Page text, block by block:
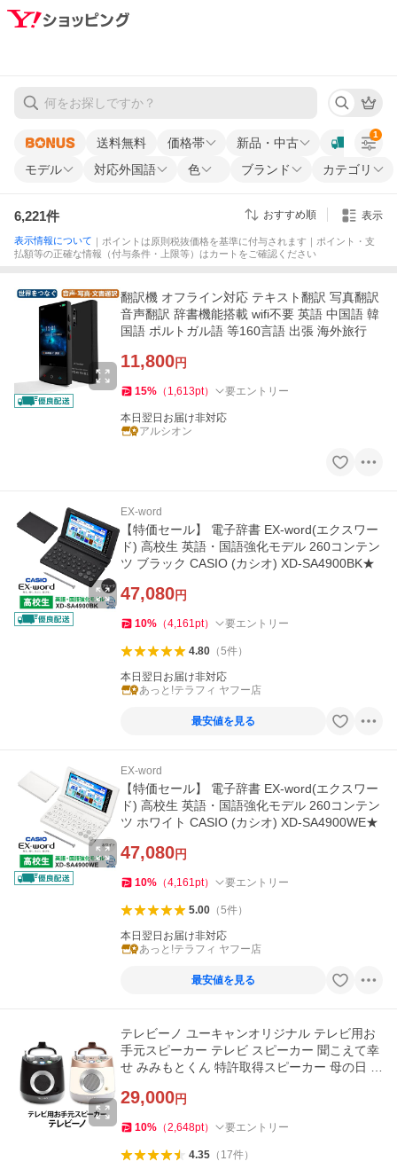
送料無料 価格帯
新品・中古
モデル
対応外国語 色 ブランド カテゴリ
1
6,221件 おすすめ順 表示
表示情報について ｜ポイントは原則税抜価格を基準に付与されます｜ポイント・支
払額等の正確な情報（付与条件・上限等）はカートをご確認ください
翻訳機 オフライン対応 テキスト翻訳 写真翻訳
音声翻訳 辞書機能搭載 wifi不要 英語 中国語 韓
国語 ポルトガル語 等160言語 出張 海外旅行
11,800円
15% （ 1,613pt） 要エントリー
本日翌日お届け非対応
アルシオン
EX-word
【特価セール】 電子辞書 EX-word(エクスワー
ド) 高校生 英語・国語強化モデル 260コンテン
ツ ブラック CASIO (カシオ) XD-SA4900BK★
47,080円
10% （4,161pt） 要エントリー
4.80（5件）
本日翌日お届け非対応
あっと!テラフィ ヤフー店
最安値を見る
EX-word
【特価セール】 電子辞書 EX-word(エクスワー
ド) 高校生 英語・国語強化モデル 260コンテン
ツ ホワイト CASIO (カシオ) XD-SA4900WE★
47,080円
10% （4,161pt） 要エントリー
5.00（5件）
本日翌日お届け非対応
あっと!テラフィ ヤフー店
最安値を見る
テレビーノ ユーキャンオリジナル テレビ用お
手元スピーカー テレビ スピーカー 聞こえて幸
せ みみもとくん 特許取得スピーカー 母の日 父
29,000円
10% （2,648pt） 要エントリー
4.35（ 17件）